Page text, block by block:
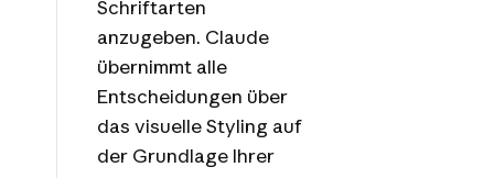
Schriftarten
anzugeben. Claude
übernimmt alle
Entscheidungen über
das visuelle Styling auf
der Grundlage Ihrer